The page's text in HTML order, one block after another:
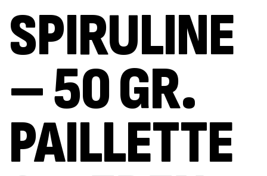
SPIRULINE
– 50 GR.
PAILLETTE